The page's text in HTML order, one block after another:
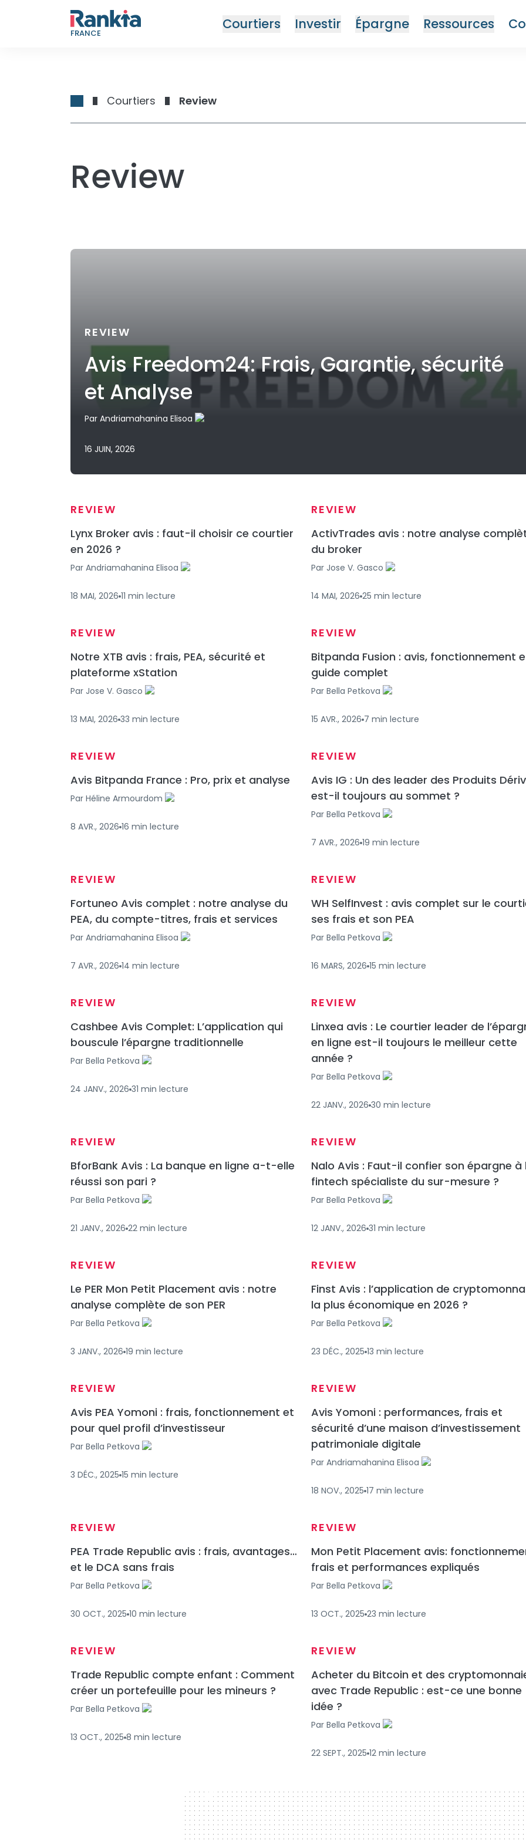
FRANCE
Courtiers Investir Épargne Ressources
Courtiers Review
Review
REVIEW
Avis Freedom24: Frais, Garantie, sécurité
et Analyse
Par Andriamahanina Elisoa
16 JUIN, 2026
REVIEW
Lynx Broker avis : faut-il choisir ce courtier
en 2026 ?
Par Andriamahanina Elisoa
18 MAI, 2026 11 min lecture
REVIEW
ActivTrades avis : notre analyse
du broker
Par Jose V. Gasco
14 MAI, 2026 25 min lecture
REVIEW
Notre XTB avis : frais, PEA, sécurité et
plateforme xStation
Par Jose V. Gasco
13 MAI, 2026 33 min lecture
REVIEW
Bitpanda Fusion : avis, fonctionnement
guide complet
Par Bella Petkova
15 AVR., 2026 7 min lecture
REVIEW
Avis Bitpanda France : Pro, prix et analyse
Par Héline Armourdom
8 AVR., 2026 16 min lecture
REVIEW
Avis IG : Un des leader des Produits
est-il toujours au sommet ?
Par Bella Petkova
7 AVR., 2026 19 min lecture
REVIEW
Fortuneo Avis complet : notre analyse du
PEA, du compte-titres, frais et services
Par Andriamahanina Elisoa
7 AVR., 2026 14 min lecture
REVIEW
WH SelfInvest : avis complet sur le
ses frais et son PEA
Par Bella Petkova
16 MARS, 2026 15 min lecture
REVIEW
Cashbee Avis Complet: L’application qui
bouscule l’épargne traditionnelle
Par Bella Petkova
24 JANV., 2026 31 min lecture
REVIEW
Linxea avis : Le courtier leader de
en ligne est-il toujours le meilleur cette
année ?
Par Bella Petkova
22 JANV., 2026 30 min lecture
REVIEW
BforBank Avis : La banque en ligne a-t-elle
réussi son pari ?
Par Bella Petkova
21 JANV., 2026 22 min lecture
REVIEW
Nalo Avis : Faut-il confier son épargne à
fintech spécialiste du sur-mesure ?
Par Bella Petkova
12 JANV., 2026 31 min lecture
REVIEW
Le PER Mon Petit Placement avis : notre
analyse complète de son PER
Par Bella Petkova
3 JANV., 2026 19 min lecture
REVIEW
Finst Avis : l’application de
la plus économique en 2026 ?
Par Bella Petkova
23 DÉC., 2025 13 min lecture
REVIEW
Avis PEA Yomoni : frais, fonctionnement et
pour quel profil d’investisseur
Par Bella Petkova
3 DÉC., 2025 15 min lecture
REVIEW
Avis Yomoni : performances, frais et
sécurité d’une maison d’investissement
patrimoniale digitale
Par Andriamahanina Elisoa
18 NOV., 2025 17 min lecture
REVIEW
PEA Trade Republic avis : frais, avantages…
et le DCA sans frais
Par Bella Petkova
30 OCT., 2025 10 min lecture
REVIEW
Mon Petit Placement avis:
frais et performances expliqués
Par Bella Petkova
13 OCT., 2025 23 min lecture
REVIEW
Trade Republic compte enfant : Comment
créer un portefeuille pour les mineurs ?
Par Bella Petkova
13 OCT., 2025 8 min lecture
REVIEW
Acheter du Bitcoin et des
avec Trade Republic : est-ce une bonne
idée ?
Par Bella Petkova
22 SEPT., 2025 12 min lecture
728 x 90